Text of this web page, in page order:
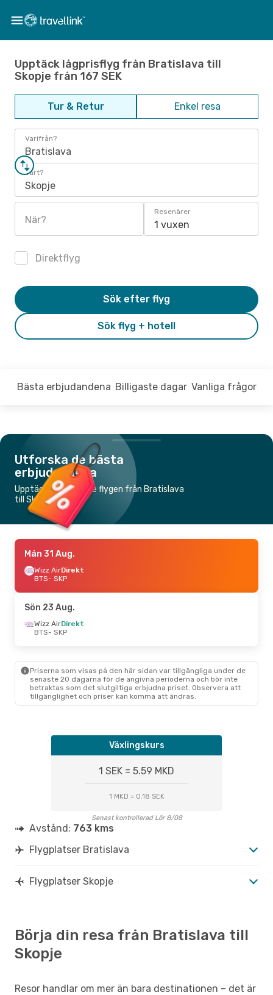
Upptäck lågprisflyg från Bratislava till
Skopje från 167 SEK
Tur & Retur Enkel resa
Varifrån?
Bratislava
Vart?
Skopje
När?
Resenärer
1 vuxen
Direktflyg
Sök flyg + hotell
Sök efter flyg
Bästa erbjudandena Billigaste dagar Vanliga frågor
Utforska de bästa
erbjudandena
Upptäck de billigaste flygen från Bratislava
till Skopje
Mån 31 Aug.
Wizz AirDirekt
BTS- SKP
Sön 23 Aug.
Wizz AirDirekt
BTS- SKP
Priserna som visas på den här sidan var tillgängliga under de
senaste 20 dagarna för de angivna perioderna och bör inte
betraktas som det slutgiltiga erbjudna priset. Observera att
tillgänglighet och priser kan komma att ändras.
Växlingskurs
1 SEK = 5.59 MKD
1 MKD = 0.18 SEK
Senast kontrollerad Lör 8/08
Avstånd: 763 kms
Flygplatser Bratislava
Flygplatser Skopje
Börja din resa från Bratislava till
Skopje
Resor handlar om mer än bara destinationen – det är